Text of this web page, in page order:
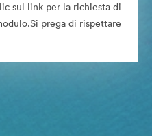
sul link per la richiesta di
prega di rispettare